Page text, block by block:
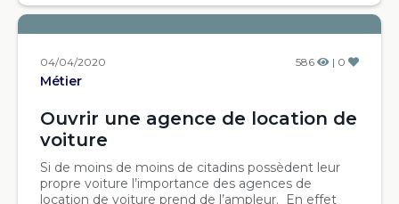
04/04/2020 586 | 0
Métier
Ouvrir une agence de location de
voiture
Si de moins de moins de citadins possèdent leur
propre voiture l’importance des agences de
location de voiture prend de l’ampleur. En effet